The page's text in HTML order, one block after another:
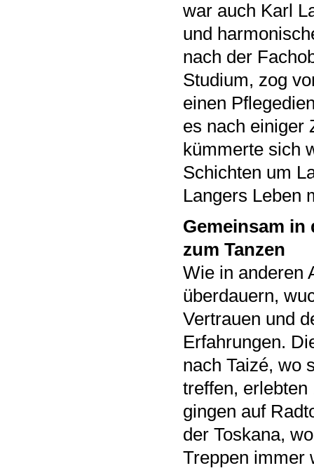
war auch Karl
und
nach der
Studium, zog
einen
es nach einiger
kümmerte sich
Schichten um
Langers Leben
Gemeinsam in
zum Tanzen
Wie in anderen
überdauern,
Vertrauen und
Erfahrungen.
nach Taizé, wo
treffen,
gingen auf
der Toskana,
Treppen immer